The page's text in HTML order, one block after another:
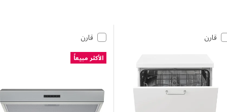
النتائجقارن قارن
الأكثر مبيعاً